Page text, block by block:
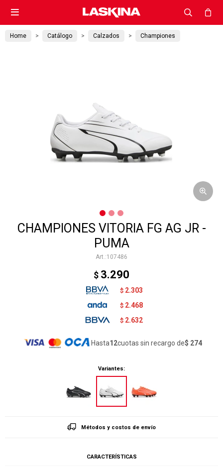

Home Catálogo Calzados Championes
CHAMPIONES VITORIA FG AG JR -
PUMA
107486
$ 3.290
$ 2.303
$ 2.468
$ 2.632
Hasta12cuotas sin recargo de$ 274
Variantes:
Métodos y costos de envío
CARACTERÍSTICAS